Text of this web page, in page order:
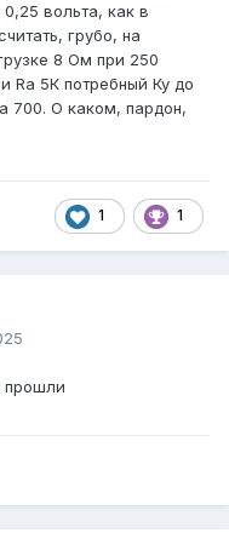
вольта, как в
грубо, на
8 Ом при 250
Ra 5К потребный Ку до
700. О каком, пардон,
1 1
прошли